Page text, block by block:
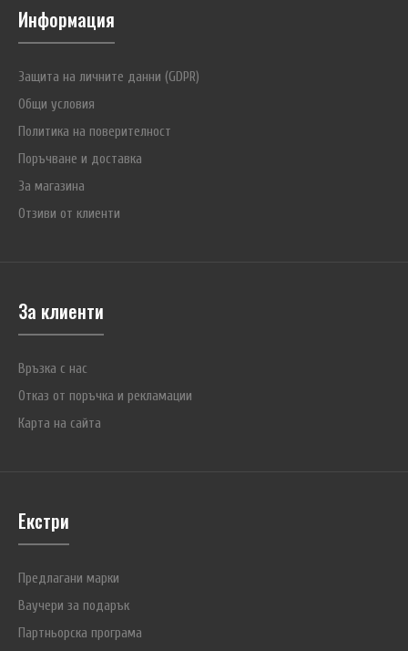
батерии тип АА и ААА, наследник на модела LS-700.Устройството
разполага с четири режима на работа: заряд, разряд, освежаване,
програмирани едновременно (за еднакъв режим на ..
Информация
Защита на личните данни (GDPR)
Общи условия
Политика на поверителност
Поръчване и доставка
За магазина
Отзиви от клиенти
За клиенти
Връзка с нас
Отказ от поръчка и рекламации
Карта на сайта
Екстри
Предлагани марки
Ваучери за подарък
Партньорска програма